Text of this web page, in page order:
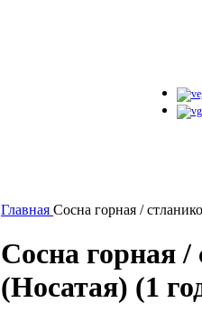
Главная Сосна горная /
Сосна горная /
(Носатая) (1